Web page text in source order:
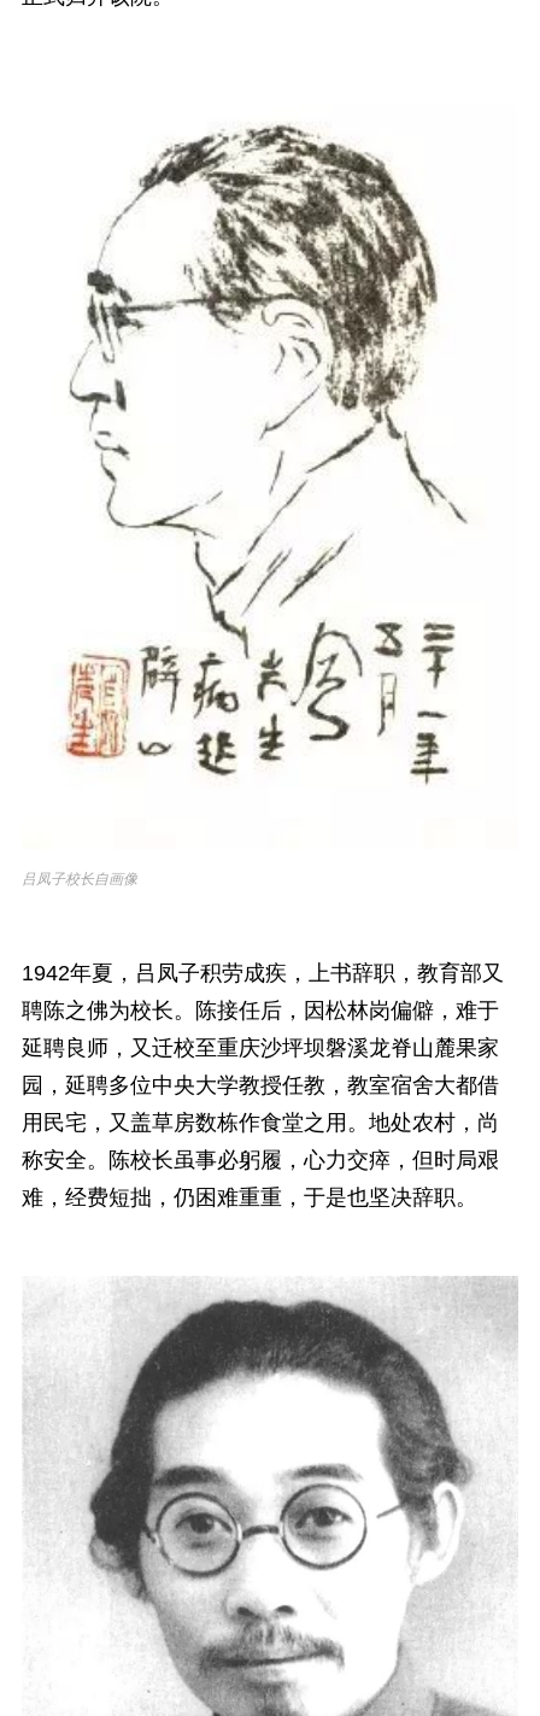
吕凤子校长自画像
1942年夏，吕凤子积劳成疾，上书辞职，教育部又
聘陈之佛为校长。陈接任后，因松林岗偏僻，难于
延聘良师，又迁校至重庆沙坪坝磐溪龙脊山麓果家
园，延聘多位中央大学教授任教，教室宿舍大都借
用民宅，又盖草房数栋作食堂之用。地处农村，尚
称安全。陈校长虽事必躬履，心力交瘁，但时局艰
难，经费短拙，仍困难重重，于是也坚决辞职。